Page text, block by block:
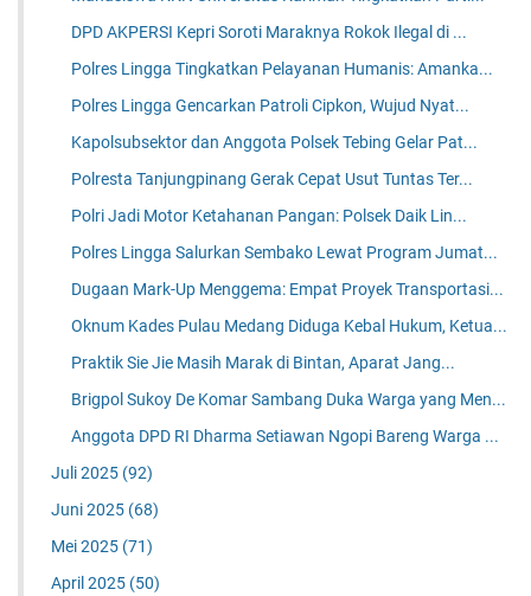
DPD AKPERSI Kepri Soroti Maraknya Rokok Ilegal di ...
Polres Lingga Tingkatkan Pelayanan Humanis: Amanka...
Polres Lingga Gencarkan Patroli Cipkon, Wujud Nyat...
Kapolsubsektor dan Anggota Polsek Tebing Gelar Pat...
Polresta Tanjungpinang Gerak Cepat Usut Tuntas Ter...
Polri Jadi Motor Ketahanan Pangan: Polsek Daik Lin...
Polres Lingga Salurkan Sembako Lewat Program Jumat...
Dugaan Mark-Up Menggema: Empat Proyek Transportasi...
Oknum Kades Pulau Medang Diduga Kebal Hukum, Ketua...
Praktik Sie Jie Masih Marak di Bintan, Aparat Jang...
Brigpol Sukoy De Komar Sambang Duka Warga yang Men...
Anggota DPD RI Dharma Setiawan Ngopi Bareng Warga ...
Juli 2025 (92)
Juni 2025 (68)
Mei 2025 (71)
April 2025 (50)